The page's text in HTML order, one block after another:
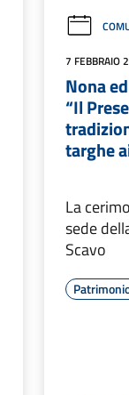
7 FEBBRAIO
Nona
“Il
targhe
La
sede
Scavo